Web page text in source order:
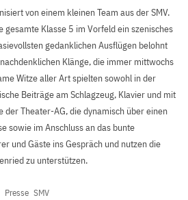
von einem kleinen Team aus der SMV.
Klasse 5 im Vorfeld ein szenisches
gedanklichen Ausflügen belohnt
Klänge, die immer mittwochs
Witze aller Art spielten sowohl in der
Beiträge am Schlagzeug, Klavier und mit
Theater-AG, die dynamisch über einen
sowie im Anschluss an das bunte
und Gäste ins Gespräch und nutzen die
zu unterstützen.
Presse SMV